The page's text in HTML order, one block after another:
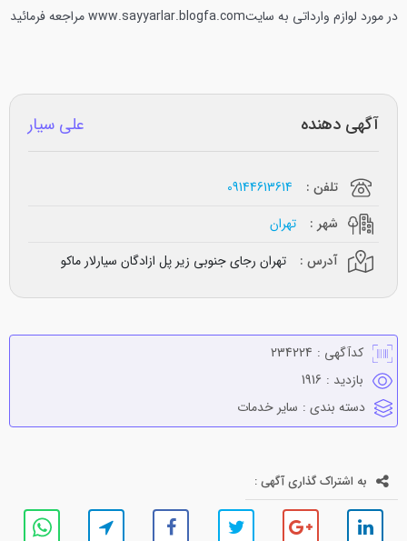
در مورد لوازم وارداتی به سایتwww.sayyarlar.blogfa.com مراجعه فرمائید
آگهی دهنده علی سیار
تلفن :
09144613614
شهر :
تهران
آدرس :
تهران رجای جنوبی زیر پل ازادگان سیارلار ماکو
کدآگهی : 234224
بازدید : 1916
دسته بندی : ساير خدمات
به اشتراک گذاری آگهی :